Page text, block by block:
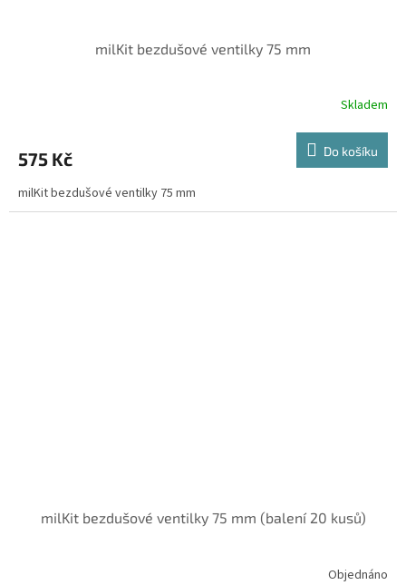
milKit bezdušové ventilky 75 mm
Skladem
575 Kč Do košíku
milKit bezdušové ventilky 75 mm
milKit bezdušové ventilky 75 mm (balení 20 kusů)
Objednáno